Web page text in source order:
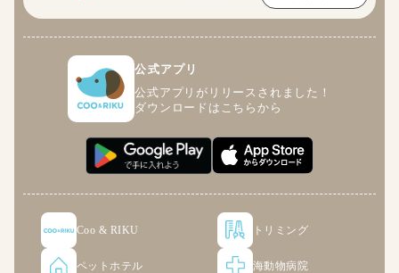
公式アプリ
公式アプリがリリースされました！
ダウンロードはこちらから
Coo & RIKU トリミング
ペットホテル 海動物病院